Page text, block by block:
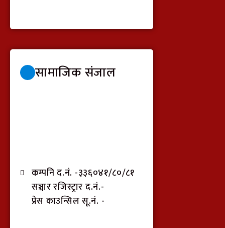
सामाजिक संजाल
कम्पनि द.नं. -३३६०४१/८०/८१
सञ्चार रजिस्ट्रार द.नं.-
प्रेस काउन्सिल सू.नं. -